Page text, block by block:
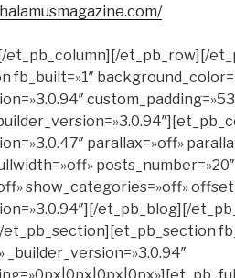
et_pb_column][/et_pb_row][/
fb_built=»1″
parallax=»off»
show_categories=»off»
et_pb_blog][/
_builder_version=»3.0.94″